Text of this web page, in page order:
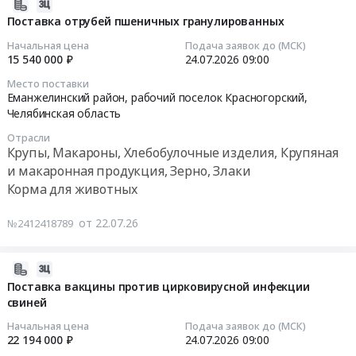
Поставка отрубей пшеничных гранулированных
Начальная цена
15 540 000 ₽
Подача заявок до (МСК)
24.07.2026 09:00
Место поставки
Еманжелинский район, рабочий поселок Красногорский,
Челябинская область
Отрасли
Крупы, Макароны, Хлебобулочные изделия, Крупяная
и макаронная продукция, Зерно, Злаки
Корма для животных
№2412418789 от 22.07.26
Поставка вакцины против цирковирусной инфекции
свиней
Начальная цена
22 194 000 ₽
Подача заявок до (МСК)
24.07.2026 09:00